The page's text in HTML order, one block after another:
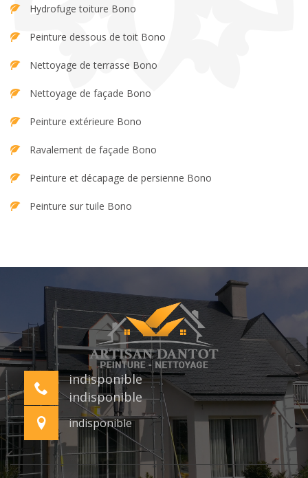
Hydrofuge toiture Bono
Peinture dessous de toit Bono
Nettoyage de terrasse Bono
Nettoyage de façade Bono
Peinture extérieure Bono
Ravalement de façade Bono
Peinture et décapage de persienne Bono
Peinture sur tuile Bono
indisponible
indisponible
indisponible